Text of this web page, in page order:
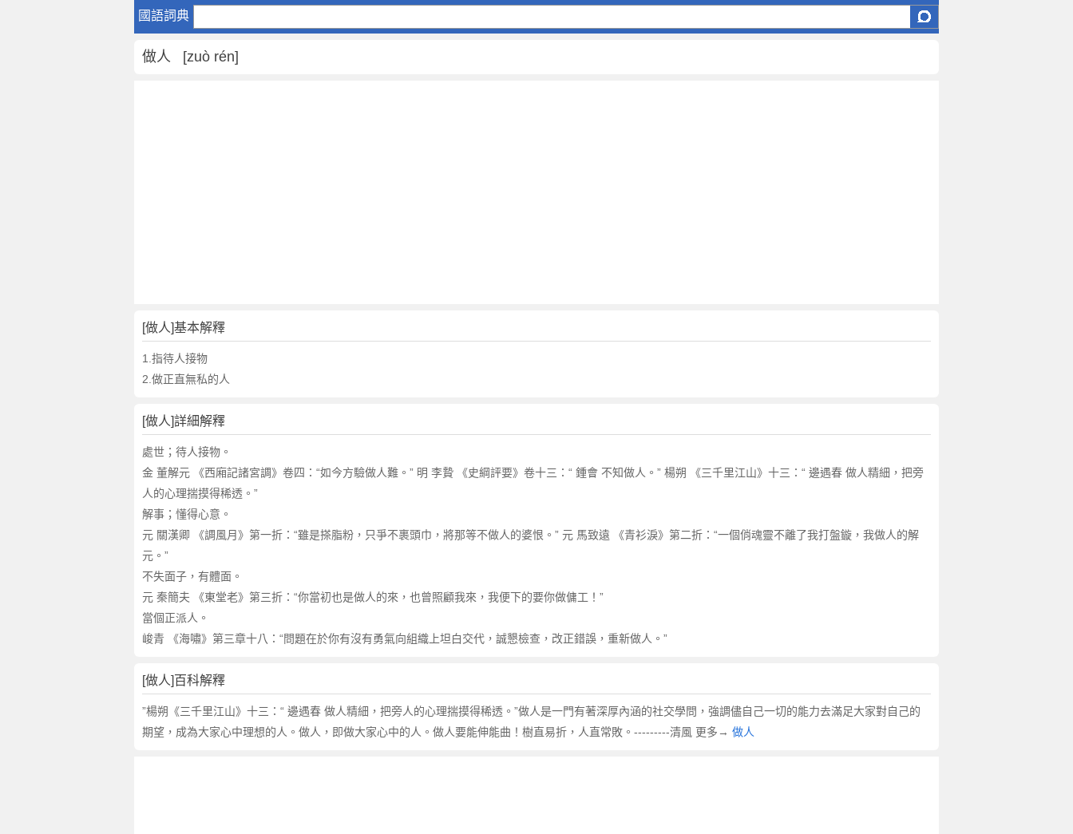
國語詞典
做
是
什
反
義
詞
近
詞
做
人
的
意
思
做
人
的
英
文
譯
做人 [zuò rén]
[做人]基本解釋
1.指待人接物
2.做正直無私的人
[做人]詳細解釋
處世；待人接物。
金 董解元 《西廂記諸宮調》卷四：“如今方驗做人難。” 明 李贄 《史綱評要》卷十三：“ 鍾會 不知做人。” 楊朔 《三千里江山》十三：“ 邊遇春 做人精細，把旁
人的心理揣摸得稀透。”
解事；懂得心意。
元 關漢卿 《調風月》第一折：“雖是搽脂粉，只爭不裹頭巾，將那等不做人的婆恨。” 元 馬致遠 《青衫淚》第二折：“一個俏魂靈不離了我打盤鏇，我做人的解
元。”
不失面子，有體面。
元 秦簡夫 《東堂老》第三折：“你當初也是做人的來，也曾照顧我來，我便下的要你做傭工！”
當個正派人。
峻青 《海嘯》第三章十八：“問題在於你有沒有勇氣向組織上坦白交代，誠懇檢查，改正錯誤，重新做人。”
[做人]百科解釋
”楊朔《三千里江山》十三：“ 邊遇春 做人精細，把旁人的心理揣摸得稀透。”做人是一門有著深厚內涵的社交學問，強調儘自己一切的能力去滿足大家對自己的
期望，成為大家心中理想的人。做人，即做大家心中的人。做人要能伸能曲！樹直易折，人直常敗。---------清風 更多→ 做人